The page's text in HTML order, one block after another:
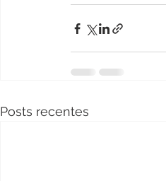
Posts recentes